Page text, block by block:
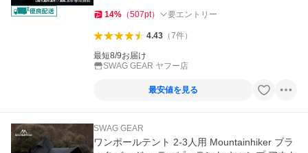
14% （507pt） 要エントリー
4.43（7件）
最短8/9お届け
SWAG GEAR ヤフー店
最安値を見る
SWAG GEAR
ワンポールテント 2-3人用 Mountainhiker ブラ